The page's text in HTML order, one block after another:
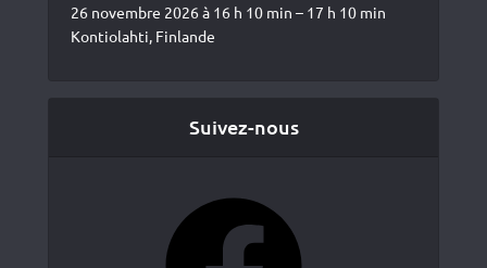
26 novembre 2026 à 16 h 10 min – 17 h 10 min
Kontiolahti, Finlande
Suivez-nous